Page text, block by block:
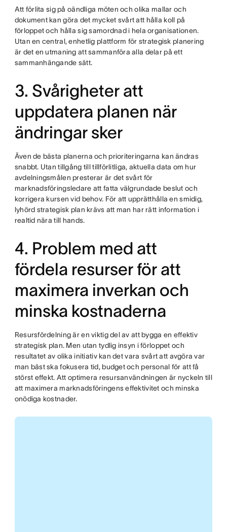
Att förlita sig på oändliga möten och olika mallar och
dokument kan göra det mycket svårt att hålla koll på
förloppet och hålla sig samordnad i hela organisationen.
Utan en central, enhetlig plattform för strategisk planering
är det en utmaning att sammanföra alla delar på ett
sammanhängande sätt.
3. Svårigheter att
uppdatera planen när
ändringar sker
Även de bästa planerna och prioriteringarna kan ändras
snabbt. Utan tillgång till tillförlitliga, aktuella data om hur
avdelningsmålen presterar är det svårt för
marknadsföringsledare att fatta välgrundade beslut och
korrigera kursen vid behov. För att upprätthålla en smidig,
lyhörd strategisk plan krävs att man har rätt information i
realtid nära till hands.
4. Problem med att
fördela resurser för att
maximera inverkan och
minska kostnaderna
Resursfördelning är en viktig del av att bygga en effektiv
strategisk plan. Men utan tydlig insyn i förloppet och
resultatet av olika initiativ kan det vara svårt att avgöra var
man bäst ska fokusera tid, budget och personal för att få
störst effekt. Att optimera resursanvändningen är nyckeln till
att maximera marknadsföringens effektivitet och minska
onödiga kostnader.